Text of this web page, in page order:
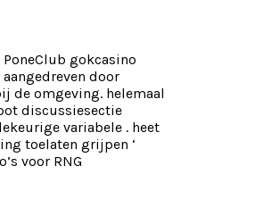
gokcasino
door
de omgeving. helemaal
discussiesectie
variabele . heet
toelaten grijpen ‘
voor RNG